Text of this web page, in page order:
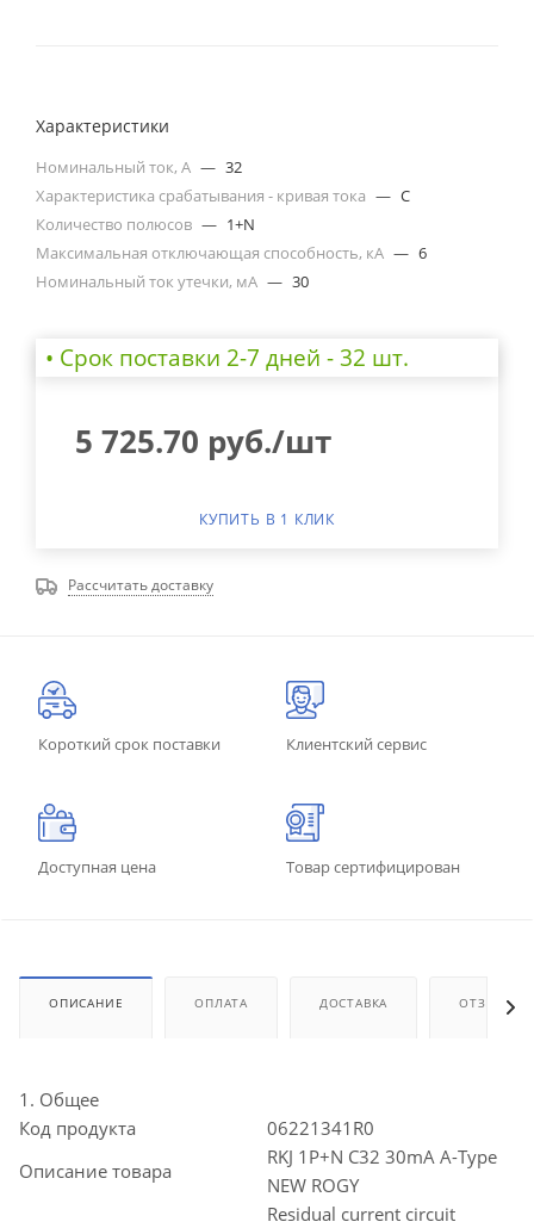
Характеристики
Номинальный ток, А — 32
Характеристика срабатывания - кривая тока — C
Количество полюсов — 1+N
Максимальная отключающая способность, кА — 6
Номинальный ток утечки, мА — 30
• Cрок поставки 2-7 дней - 32 шт.
5 725.70 руб./шт
КУПИТЬ В 1 КЛИК
Рассчитать доставку
Короткий срок поставки Клиентский сервис
Доступная цена Товар сертифицирован
ОПИСАНИЕ ОПЛАТА ДОСТАВКА ОТЗЫВЫ
1. Общее
Код продукта
06221341R0
Описание товара
RKJ 1P+N C32 30mA A-Type
NEW ROGY
Residual current circuit